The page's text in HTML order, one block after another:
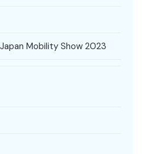
Mobility Show 2023